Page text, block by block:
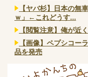
【ヤバ杉】日本の無
ｗ」←これどうす...
【閲覧注意】俺が近
【画像】ペプシコー
品を発売